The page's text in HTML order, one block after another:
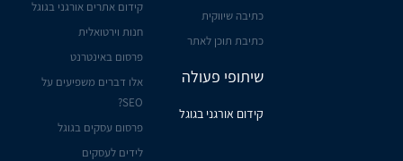
כתיבה שיווקית
כתיבת תוכן לאתר
שיתופי פעולה
קידום אורגני בגוגל
קידום אתרים אורגני בגוגל
חנות וירטואלית
פרסום באינטרנט
אלו דברים משפיעים על
SEO?
פרסום עסקים בגוגל
לידים לעסקים